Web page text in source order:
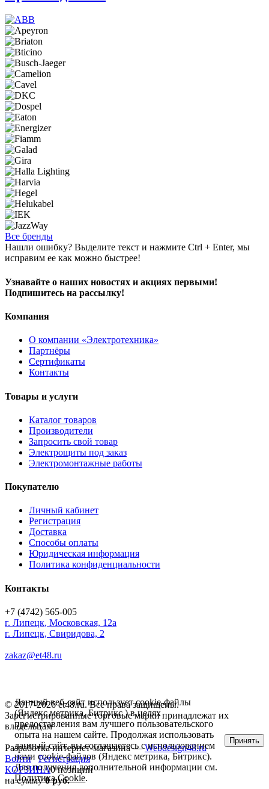
Все бренды
Нашли ошибку? Выделите текст и нажмите Ctrl + Enter, мы
исправим ее как можно быстрее!
Узнавайте о наших новостях и акциях первыми!
Подпишитесь на рассылку!
Компания
О компании «Электротехника»
Партнёры
Сертификаты
Контакты
Товары и услуги
Каталог товаров
Производители
Запросить свой товар
Электрощиты под заказ
Электромонтажные работы
Покупателю
Личный кабинет
Регистрация
Доставка
Способы оплаты
Юридическая информация
Политика конфиденциальности
Контакты
+7 (4742) 565-005
г. Липецк, Московская, 12а
г. Липецк, Свиридова, 2
zakaz@et48.ru
© 2017-2026 et48.ru. Все права защищены.
Зарегистрированные торговые марки принадлежат их
владельцам
Разработка интернет-магазина —Webdesign48.ru
Войти
Регистрация
КОРЗИНА0 позиций
на сумму 0 руб.
Данный веб-сайт использует cookie-файлы
(Яндекс метрика, Битрикс ) в целях
предоставления вам лучшего пользовательского
опыта на нашем сайте. Продолжая использовать
данный сайт, вы соглашаетесь с использованием
нами cookie-файлов (Яндекс метрика, Битрикс).
Для получения дополнительной информации см.
Политика Cookie.
Принять